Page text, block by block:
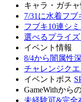
キャラ・ガチャ
7/31に水着フブ
フブキ10連シミ
選べるプライ
イベント情報
8/4から闇属性
チャレンジク
イベントボス
GameWithから
未経験可&完全